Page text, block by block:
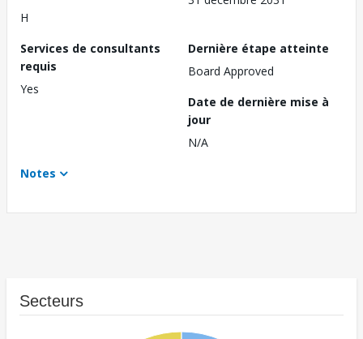
H
Services de consultants
requis
Yes
Dernière étape atteinte
Board Approved
Date de dernière mise à
jour
N/A
Notes
Secteurs